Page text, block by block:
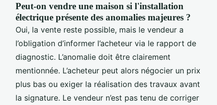
Peut-on vendre une maison si l'installation
électrique présente des anomalies majeures ?
Oui, la vente reste possible, mais le vendeur a
l’obligation d’informer l’acheteur via le rapport de
diagnostic. L’anomalie doit être clairement
mentionnée. L’acheteur peut alors négocier un prix
plus bas ou exiger la réalisation des travaux avant
la signature. Le vendeur n’est pas tenu de corriger